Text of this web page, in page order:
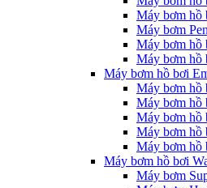
Máy bơm hồ
Máy bơm
Máy bơm hồ
Máy bơm hồ
Máy bơm hồ bơi
Máy bơm hồ
Máy bơm hồ
Máy bơm hồ
Máy bơm hồ
Máy bơm hồ
Máy bơm hồ bơi
Máy bơm